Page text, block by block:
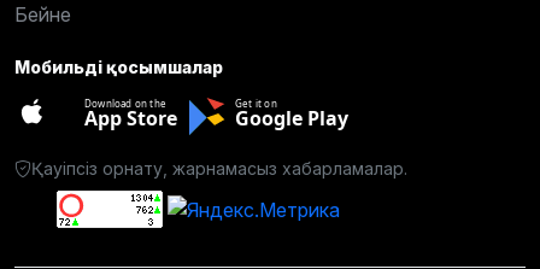
Бейне
Мобильді қосымшалар
Download on the
App Store
Get it on
Google Play
Қауіпсіз орнату, жарнамасыз хабарламалар.